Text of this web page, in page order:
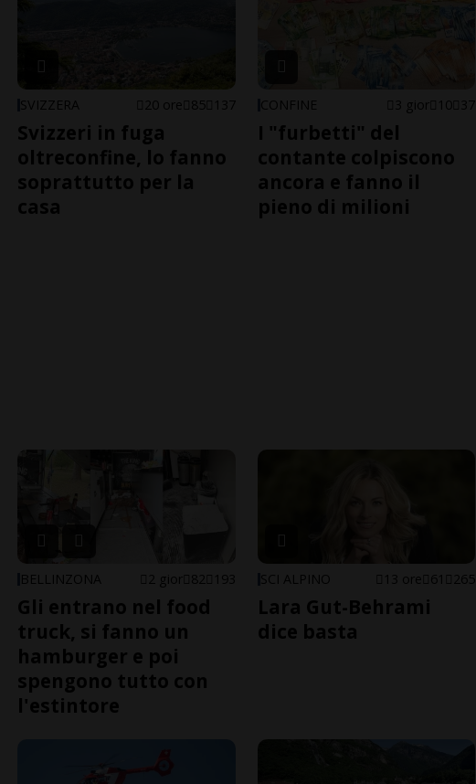
SVIZZERA 20 ore 85 137
Svizzeri in fuga
oltreconfine, lo fanno
soprattutto per la
casa
CONFINE 3 gior 10 37
I "furbetti" del
contante colpiscono
ancora e fanno il
pieno di milioni
BELLINZONA 2 gior 82 193
Gli entrano nel food
truck, si fanno un
hamburger e poi
spengono tutto con
l'estintore
SCI ALPINO 13 ore 61 265
Lara Gut-Behrami
dice basta